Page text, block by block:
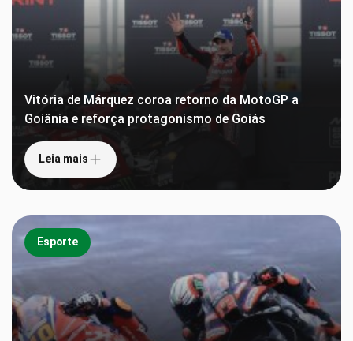
Vitória de Márquez coroa retorno da MotoGP a
Goiânia e reforça protagonismo de Goiás
Leia mais
Esporte